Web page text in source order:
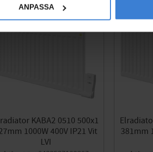
ANPASSA
KABA2 0510 500x1
1000W 400V IP21 Vit
LVI
381mm